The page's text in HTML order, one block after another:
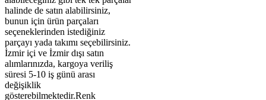
halinde de satın alabilirsiniz,
bunun için ürün parçaları
seçeneklerinden istediğiniz
parçayı yada takımı seçebilirsiniz.
İzmir içi ve İzmir dışı satın
alımlarınızda, kargoya veriliş
süresi 5-10 iş günü arası
değişiklik
gösterebilmektedir.Renk